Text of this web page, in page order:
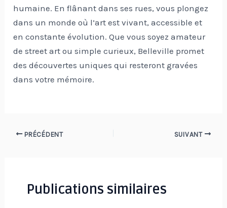
humaine. En flânant dans ses rues, vous plongez
dans un monde où l’art est vivant, accessible et
en constante évolution. Que vous soyez amateur
de street art ou simple curieux, Belleville promet
des découvertes uniques qui resteront gravées
dans votre mémoire.
Navigation
PRÉCÉDENT SUIVANT
Publications similaires